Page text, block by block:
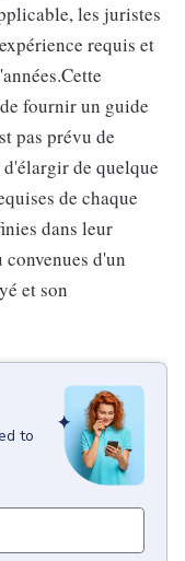
les juristes
requis et
fournir un guide
pas prévu de
de quelque
de chaque
dans leur
d'un
et son
to